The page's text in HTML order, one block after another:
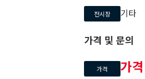
전시장 기타
가격 및 문의
가격 가